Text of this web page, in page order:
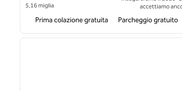
5,16 miglia
accettiamo
Prima colazione gratuita Parcheggio gratuito
1 di 12